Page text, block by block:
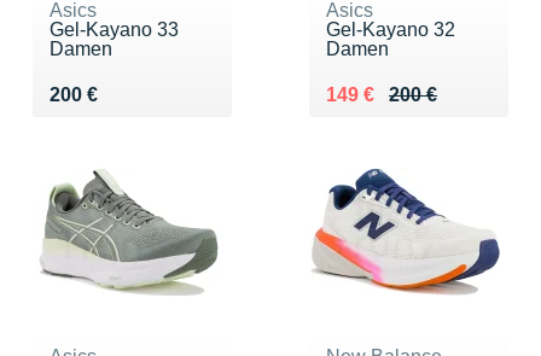
Asics
Gel-Kayano 33
Damen
200 €
Vendu 200 €
Asics
Gel-Kayano 32
Damen
200 €
Au lieu de 200 €
149 €
Vendu 149 €